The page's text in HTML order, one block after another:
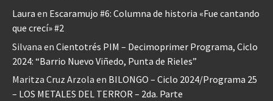
Laura en Escaramujo #6: Columna de historia «Fue cantando
que crecí» #2
Silvana en Cientotrés PIM – Decimoprimer Programa, Ciclo
2024: “Barrio Nuevo Viñedo, Punta de Rieles”
Maritza Cruz Arzola en BILONGO – Ciclo 2024/Programa 25
– LOS METALES DEL TERROR – 2da. Parte